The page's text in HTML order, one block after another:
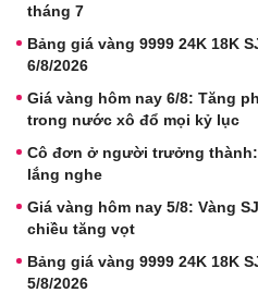
tháng 7
Bảng giá vàng 9999 24K 18K
6/8/2026
Giá vàng hôm nay 6/8: Tăng
trong nước xô đổ mọi kỷ lục
Cô đơn ở người trưởng
lắng nghe
Giá vàng hôm nay 5/8: Vàng
chiều tăng vọt
Bảng giá vàng 9999 24K 18K
5/8/2026